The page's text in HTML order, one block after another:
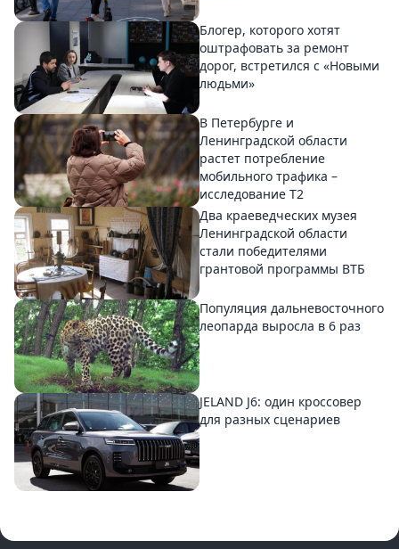
Блогер, которого хотят
оштрафовать за ремонт
дорог, встретился с «Новыми
людьми»
В Петербурге и
Ленинградской области
растет потребление
мобильного трафика –
исследование T2
Два краеведческих музея
Ленинградской области
стали победителями
грантовой программы ВТБ
Популяция дальневосточного
леопарда выросла в 6 раз
JELAND J6: один кроссовер
для разных сценариев